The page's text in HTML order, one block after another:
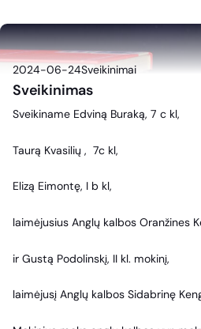
2024-06-24Sveikinimai
Sveikinimas
Sveikiname Edviną Buraką, 7 c kl,
Taurą Kvasilių , 7c kl,
Elizą Eimontę, I b kl,
laimėjusius Anglų kalbos Oranžines
ir Gustą Podolinskį, II kl. mokinį,
laimėjusį Anglų kalbos Sidabrinę